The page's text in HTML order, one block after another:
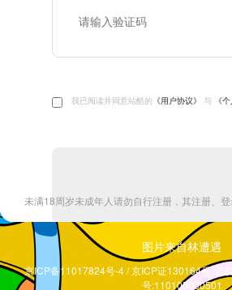
图片来自林遭遇
京ICP备11017824号-4 / 京ICP证130164号 北
号:110105000501